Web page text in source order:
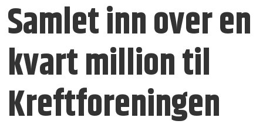
Samlet inn over en
kvart million til
Kreftforeningen